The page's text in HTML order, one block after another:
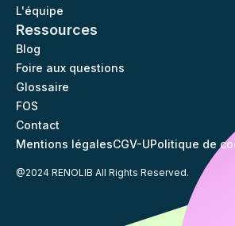
L'équipe
Ressources
Blog
Foire aux questions
Glossaire
FOS
Contact
Mentions légalesCGV-UPolitique de
@2024 RENOLIB All Rights Reserved.